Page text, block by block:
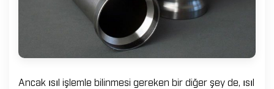
Ancak ısıl işlemle bilinmesi gereken bir diğer şey de, ısıl